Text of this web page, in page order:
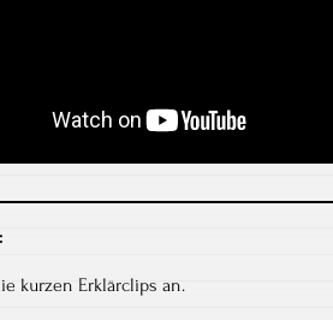
kurzen Erklärclips an.